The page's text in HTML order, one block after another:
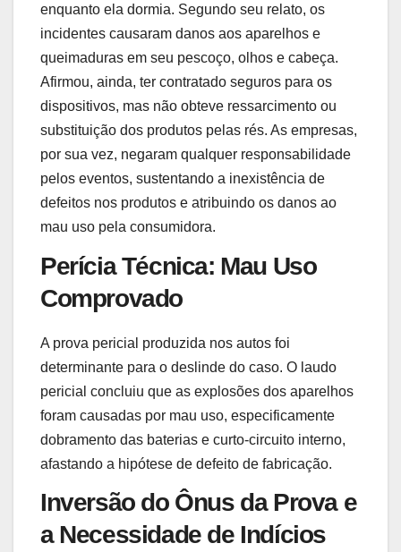
enquanto ela dormia. Segundo seu relato, os
incidentes causaram danos aos aparelhos e
queimaduras em seu pescoço, olhos e cabeça.
Afirmou, ainda, ter contratado seguros para os
dispositivos, mas não obteve ressarcimento ou
substituição dos produtos pelas rés. As empresas,
por sua vez, negaram qualquer responsabilidade
pelos eventos, sustentando a inexistência de
defeitos nos produtos e atribuindo os danos ao
mau uso pela consumidora.
Perícia Técnica: Mau Uso
Comprovado
A prova pericial produzida nos autos foi
determinante para o deslinde do caso. O laudo
pericial concluiu que as explosões dos aparelhos
foram causadas por mau uso, especificamente
dobramento das baterias e curto-circuito interno,
afastando a hipótese de defeito de fabricação.
Inversão do Ônus da Prova e
a Necessidade de Indícios